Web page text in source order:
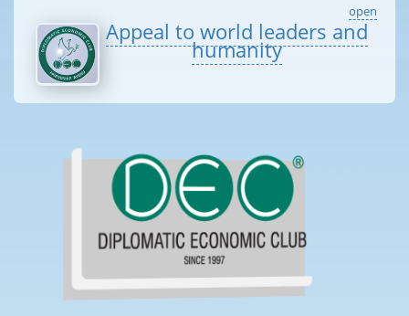
open
Appeal to world leaders and
humanity